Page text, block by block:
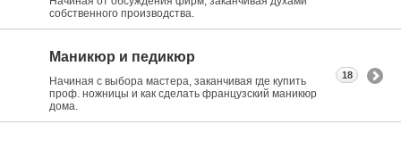
собственного производства.
Маникюр и педикюр
Начиная с выбора мастера, заканчивая где купить
проф. ножницы и как сделать французский маникюр
дома.
18